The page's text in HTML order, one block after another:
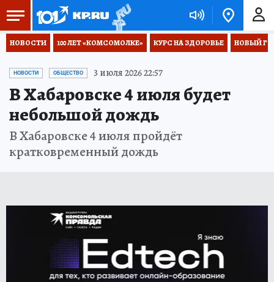
НОВОСТИ 100 ЛЕТ «КОМСОМОЛКЕ» КУРС НА ЗДОРОВЬЕ НОВЫЙ
НОВОСТИ ОБЩЕСТВО 3 июля 2026 22:57
В Хабаровске 4 июля будет
небольшой дождь
В Хабаровске 4 июля пройдёт
кратковременный дождь